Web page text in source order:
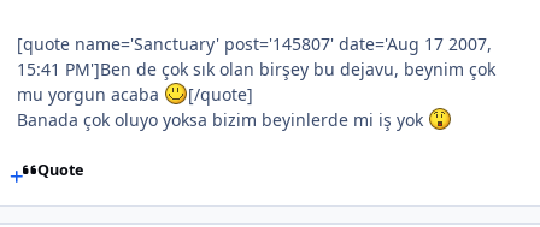
[quote name='Sanctuary' post='145807' date='Aug 17 2007,
15:41 PM']Ben de çok sık olan birşey bu dejavu, beynim çok
mu yorgun acaba
[/quote]
Banada çok oluyo yoksa bizim beyinlerde mi iş yok
Quote